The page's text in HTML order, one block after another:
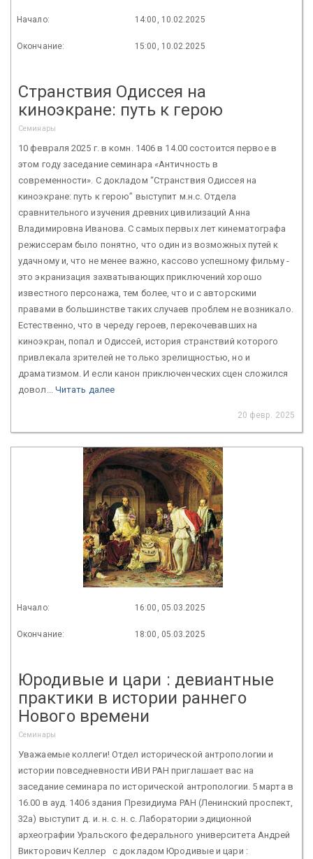
Начало: 14:00, 10.02.2025
Окончание: 15:00, 10.02.2025
Странствия Одиссея на
киноэкране: путь к герою
Семинары
10 февраля 2025 г. в комн. 1406 в 14.00 состоится первое в
этом году заседание семинара «Античность в
современности». С докладом “Странствия Одиссея на
киноэкране: путь к герою” выступит м.н.с. Отдела
сравнительного изучения древних цивилизаций Анна
Владимировна Иванова. С самых первых лет кинематографа
режиссерам было понятно, что один из возможных путей к
удачному и, что не менее важно, кассово успешному фильму -
это экранизация захватывающих приключений хорошо
известного персонажа, тем более, что и с авторскими
правами в большинстве таких случаев проблем не возникало.
Естественно, что в череду героев, перекочевавших на
киноэкран, попал и Одиссей, история странствий которого
привлекала зрителей не только зрелищностью, но и
драматизмом. И если канон приключенческих сцен сложился
довол... Читать далее
20 февр. 2025
Начало: 16:00, 05.03.2025
Окончание: 18:00, 05.03.2025
Юродивые и цари : девиантные
практики в истории раннего
Нового времени
Семинары
Уважаемые коллеги! Отдел исторической антропологии и
истории повседневности ИВИ РАН приглашает вас на
заседание семинара по исторической антропологии. 5 марта в
16.00 в ауд. 1406 здания Президиума РАН (Ленинский проспект,
32а) выступит д. и. н. с. н. с. Лаборатории эдиционной
археографии Уральского федерального университета Андрей
Викторович Келлер с докладом Юродивые и цари :